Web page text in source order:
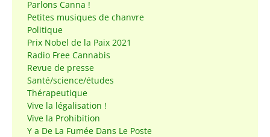
Parlons Canna !
Petites musiques de chanvre
Politique
Prix Nobel de la Paix 2021
Radio Free Cannabis
Revue de presse
Santé/science/études
Thérapeutique
Vive la légalisation !
Vive la Prohibition
Y a De La Fumée Dans Le Poste